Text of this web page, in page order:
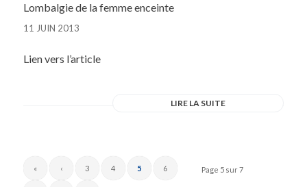
Lombalgie de la femme enceinte
11 JUIN 2013
Lien vers l’article
LIRE LA SUITE
Page 5 sur 7
« ‹ 3 4 5 6